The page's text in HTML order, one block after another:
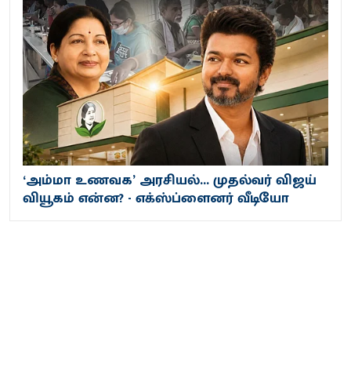
‘அம்மா உணவக’ அரசியல்... முதல்வர் விஜய்
வியூகம் என்ன? - எக்ஸ்ப்ளைனர் வீடியோ